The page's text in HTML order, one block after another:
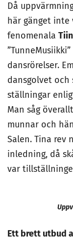
Då
här gänget inte
fenomenala
dansrörelser.
dansgolvet och
ställningar
Man såg
munnar och
Salen. Tina rev
inledning, då
var
Ett brett utbud